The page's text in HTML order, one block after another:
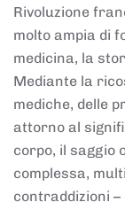
Rivoluzione
molto ampia di
medicina, la
Mediante la
mediche, delle
attorno al
corpo, il saggio
complessa,
contraddizioni